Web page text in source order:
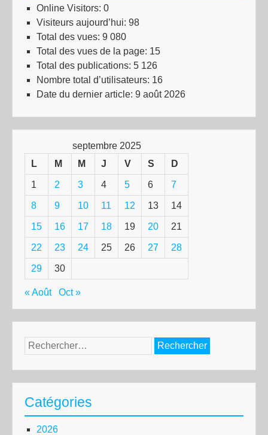
Online Visitors: 0
Visiteurs aujourd’hui: 98
Total des vues: 9 080
Total des vues de la page: 15
Total des publications: 5 126
Nombre total d’utilisateurs: 16
Date du dernier article: 9 août 2026
septembre 2025
L
M M J V S D
1 2 3 4 5 6 7
8 9 10 11 12 13 14
15 16 17 18 19 20 21
22 23 24 25 26 27 28
29 30
« Août Oct »
Rechercher :
Catégories
2026